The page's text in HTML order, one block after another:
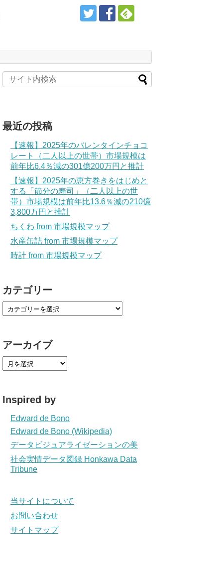
最近の投稿
【速報】2025年のバレンタインチョコ
レート（二人以上の世帯）市場規模は
前年比6.4％減の301億200万円と推計
【速報】2025年の恵方巻きをはじめと
する「節分の寿司」（二人以上の世
帯）市場規模は前年比13.6％減の210億
3,800万円と推計
ちくわ from 市場規模マップ
水産缶詰 from 市場規模マップ
時計 from 市場規模マップ
カテゴリー
アーカイブ
Inspired by
Edward de Bono
Edward de Bono (Wikipedia)
データビジュアライゼーションの美
社会実情データ図録 Honkawa Data
Tribune
当サイトについて
お問い合わせ
サイトマップ